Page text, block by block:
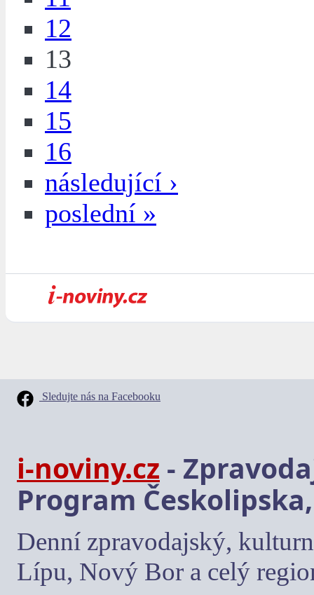
12
13
14
15
16
následující ›
poslední »
Sledujte nás na Facebooku
i-noviny.cz -
Program
Denní zpravodajský,
Lípu, Nový Bor a celý